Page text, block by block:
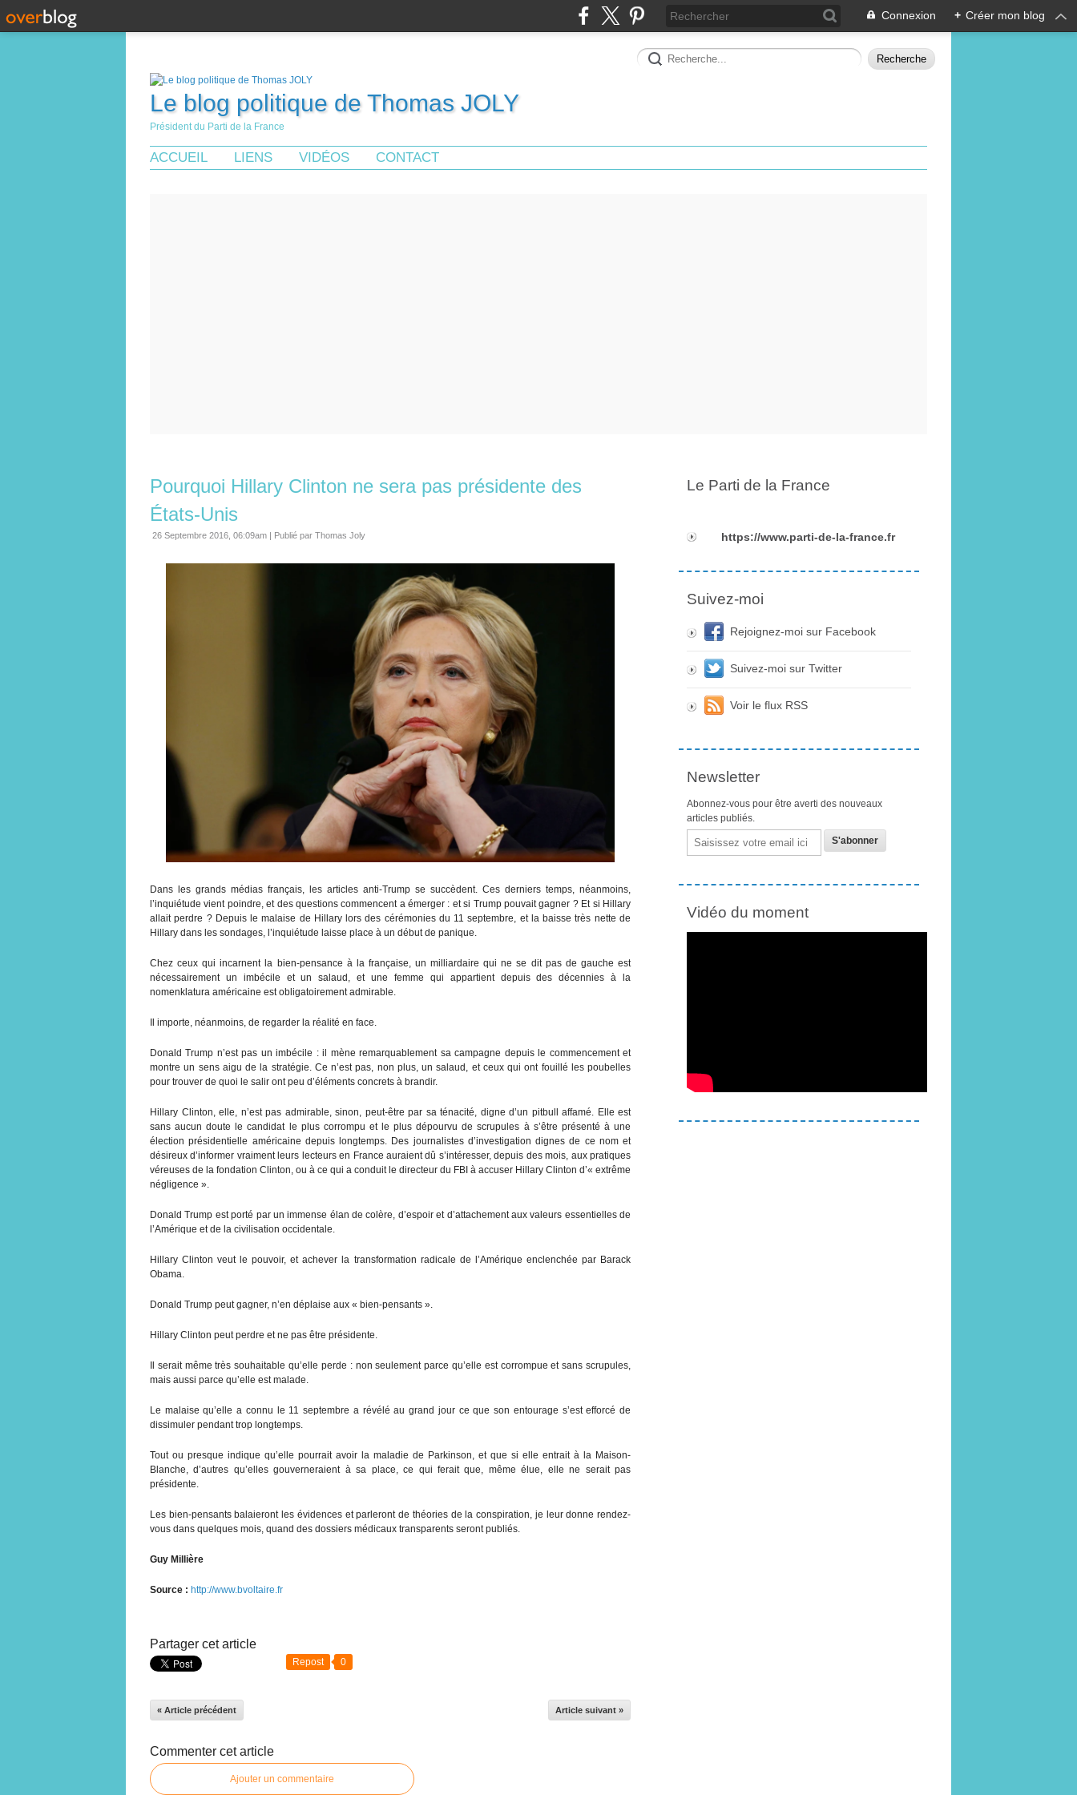
Connexion + Créer mon blog
Le blog politique de Thomas JOLY
Président du Parti de la France
ACCUEIL LIENS VIDÉOS CONTACT
Pourquoi Hillary Clinton ne sera pas présidente des
États-Unis
26 Septembre 2016, 06:09am | Publié par Thomas Joly
Dans les grands médias français, les articles anti-Trump se succèdent. Ces derniers temps, néanmoins,
l’inquiétude vient poindre, et des questions commencent a émerger : et si Trump pouvait gagner ? Et si Hillary
allait perdre ? Depuis le malaise de Hillary lors des cérémonies du 11 septembre, et la baisse très nette de
Hillary dans les sondages, l’inquiétude laisse place à un début de panique.
Chez ceux qui incarnent la bien-pensance à la française, un milliardaire qui ne se dit pas de gauche est
nécessairement un imbécile et un salaud, et une femme qui appartient depuis des décennies à la
nomenklatura américaine est obligatoirement admirable.
Il importe, néanmoins, de regarder la réalité en face.
Donald Trump n’est pas un imbécile : il mène remarquablement sa campagne depuis le commencement et
montre un sens aigu de la stratégie. Ce n’est pas, non plus, un salaud, et ceux qui ont fouillé les poubelles
pour trouver de quoi le salir ont peu d’éléments concrets à brandir.
Hillary Clinton, elle, n’est pas admirable, sinon, peut-être par sa ténacité, digne d’un pitbull affamé. Elle est
sans aucun doute le candidat le plus corrompu et le plus dépourvu de scrupules à s’être présenté à une
élection présidentielle américaine depuis longtemps. Des journalistes d’investigation dignes de ce nom et
désireux d’informer vraiment leurs lecteurs en France auraient dû s’intéresser, depuis des mois, aux pratiques
véreuses de la fondation Clinton, ou à ce qui a conduit le directeur du FBI à accuser Hillary Clinton d’« extrême
négligence ».
Donald Trump est porté par un immense élan de colère, d’espoir et d’attachement aux valeurs essentielles de
l’Amérique et de la civilisation occidentale.
Hillary Clinton veut le pouvoir, et achever la transformation radicale de l’Amérique enclenchée par Barack
Obama.
Donald Trump peut gagner, n’en déplaise aux « bien-pensants ».
Hillary Clinton peut perdre et ne pas être présidente.
Il serait même très souhaitable qu’elle perde : non seulement parce qu’elle est corrompue et sans scrupules,
mais aussi parce qu’elle est malade.
Le malaise qu’elle a connu le 11 septembre a révélé au grand jour ce que son entourage s’est efforcé de
dissimuler pendant trop longtemps.
Tout ou presque indique qu’elle pourrait avoir la maladie de Parkinson, et que si elle entrait à la Maison-
Blanche, d’autres qu’elles gouverneraient à sa place, ce qui ferait que, même élue, elle ne serait pas
présidente.
Les bien-pensants balaieront les évidences et parleront de théories de la conspiration, je leur donne rendez-
vous dans quelques mois, quand des dossiers médicaux transparents seront publiés.
Guy Millière
Source : http://www.bvoltaire.fr
Partager cet article
Repost 0
« Article précédent Article suivant »
Commenter cet article
Ajouter un commentaire
Le Parti de la France
https://www.parti-de-la-france.fr
Suivez-moi
Rejoignez-moi sur Facebook
Suivez-moi sur Twitter
Voir le flux RSS
Newsletter
Abonnez-vous pour être averti des nouveaux
articles publiés.
Email
Vidéo du moment